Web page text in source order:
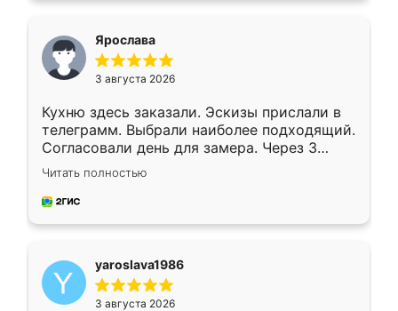
Ярослава
3 августа 2026
Кухню здесь заказали. Эскизы прислали в
телеграмм. Выбрали наиболее подходящий.
Согласовали день для замера. Через 3
недели кухня была уже готова. Остались
довольны работой. Спасибо Ренессанс
мебель за качественную работу!
Читать полностью
yaroslava1986
3 августа 2026